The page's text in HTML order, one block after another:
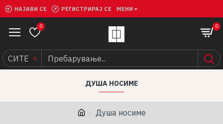
НАЈАВИ СЕ РЕГИСТРИРАЈ СЕ МЕНИ
0 0
СИТЕ
Душа носиме
ДУША НОСИМЕ